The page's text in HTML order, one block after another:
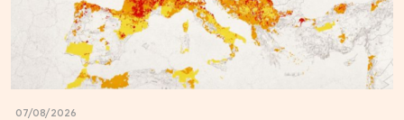
07/08/2026